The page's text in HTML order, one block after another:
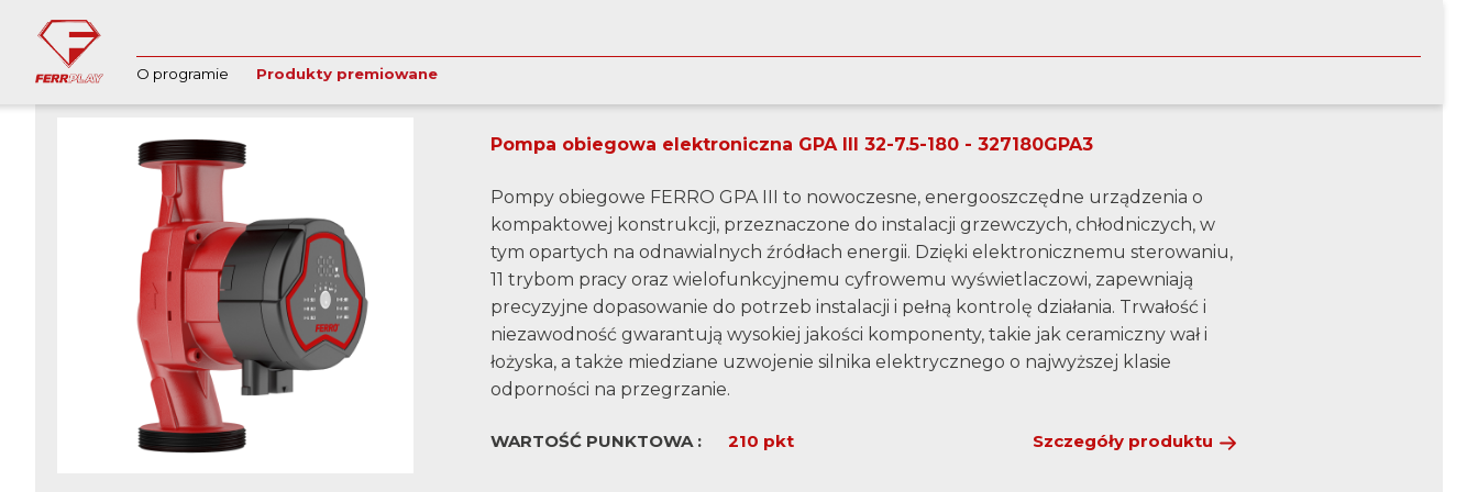
O programie Produkty premiowane
wstecz PRODUKTY PREMIOWANE
Pompa obiegowa elektroniczna GPA III 32-7.5-180 - 327180GPA3
Pompy obiegowe FERRO GPA III to nowoczesne, energooszczędne urządzenia o
kompaktowej konstrukcji, przeznaczone do instalacji grzewczych, chłodniczych, w
tym opartych na odnawialnych źródłach energii. Dzięki elektronicznemu sterowaniu,
11 trybom pracy oraz wielofunkcyjnemu cyfrowemu wyświetlaczowi, zapewniają
precyzyjne dopasowanie do potrzeb instalacji i pełną kontrolę działania. Trwałość i
niezawodność gwarantują wysokiej jakości komponenty, takie jak ceramiczny wał i
łożyska, a także miedziane uzwojenie silnika elektrycznego o najwyższej klasie
odporności na przegrzanie.
WARTOŚĆ PUNKTOWA : 210 pkt Szczegóły produktu